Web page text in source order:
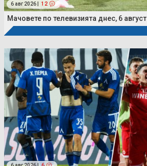
6 авг 2026 | 12
Мачовете по телевизията днес, 6 август